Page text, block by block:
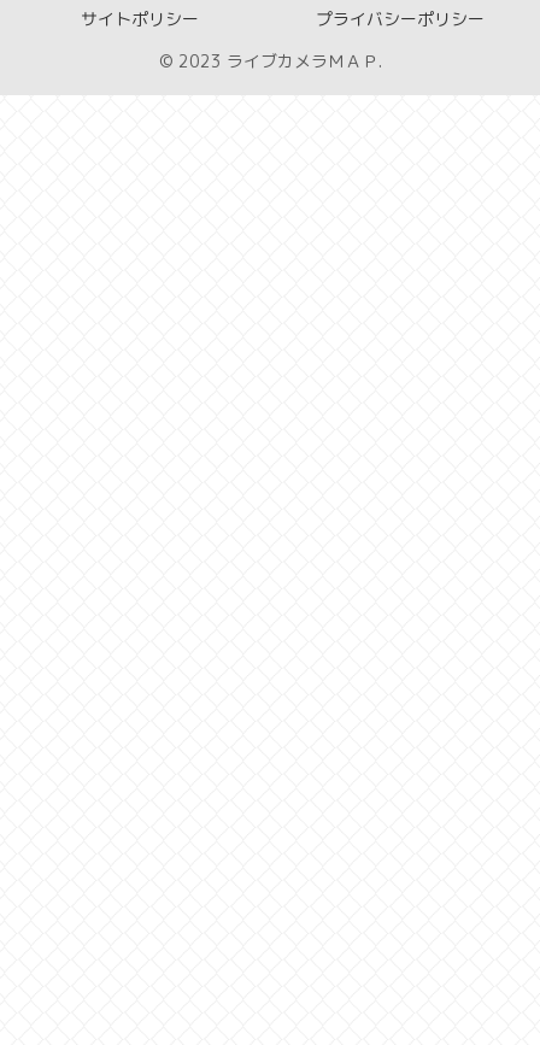
サイトポリシー
プライバシーポリシー
© 2023 ライブカメラＭＡＰ.